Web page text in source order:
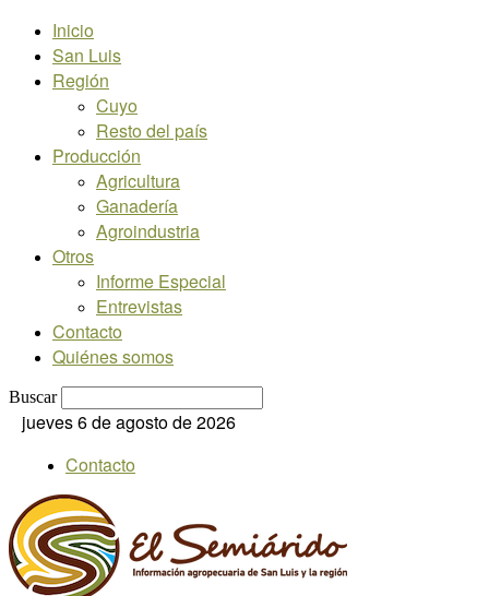
Inicio
San Luis
Región
Cuyo
Resto del país
Producción
Agricultura
Ganadería
Agroindustria
Otros
Informe Especial
Entrevistas
Contacto
Quiénes somos
Buscar
jueves 6 de agosto de 2026
Contacto